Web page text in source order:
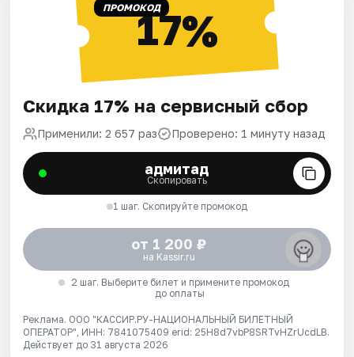
ПРОМОКОД17%
Скидка 17% на сервисный сбор
Применили: 2 657 раз Проверено: 1 минуту назад
адмитад
Скопировать
1 шаг. Скопируйте промокод
от 1 200 ₽
на Kassir.ru
2 шаг. Выберите билет и примените промокод
до оплаты
Реклама. ООО "КАССИР.РУ-НАЦИОНАЛЬНЫЙ БИЛЕТНЫЙ
ОПЕРАТОР", ИНН: 7841075409 erid: 25H8d7vbP8SRTvHZrUcdLB.
Действует до 31 августа 2026